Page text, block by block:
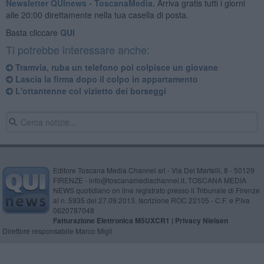
Newsletter QUInews - ToscanaMedia. Arriva gratis tutti i giorni
alle 20:00 direttamente nella tua casella di posta.
Basta cliccare QUI
Ti potrebbe interessare anche:
Tramvia, ruba un telefono poi colpisce un giovane
Lascia la firma dopo il colpo in appartamento
L'ottantenne col vizietto dei borseggi
Editore Toscana Media Channel srl - Via Dei Martelli, 8 - 50129
FIRENZE - info@toscanamediachannel.it. TOSCANA MEDIA
NEWS quotidiano on line registrato presso il Tribunale di Firenze
al n. 5935 del 27.09.2013. Iscrizione ROC 22105 - C.F. e P.Iva
0620787048
Fatturazione Elettronica M5UXCR1 | Privacy Nielsen
Direttore responsabile Marco Migli